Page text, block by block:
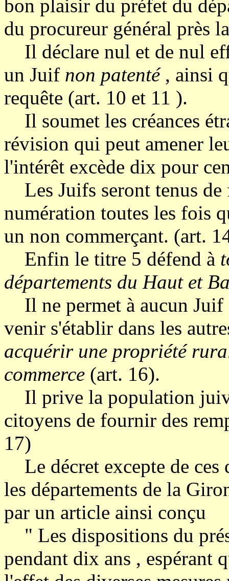
bon plaisir du préfet du
du procureur général près
Il déclare nul et de nul
un Juif non patenté , ainsi
requête (art. 10 et 11 ).
Il soumet les créances
révision qui peut amener
l'intérêt excède dix pour
Les Juifs seront tenus de
numération toutes les fois
un non commerçant. (art.
Enfin le titre 5 défend à
départements du Haut et
Il ne permet à aucun Juif
venir s'établir dans les
acquérir une propriété
commerce (art. 16).
Il prive la population
citoyens de fournir des
17)
Le décret excepte de ces
les départements de la
par un article ainsi conçu
" Les dispositions du
pendant dix ans , espérant